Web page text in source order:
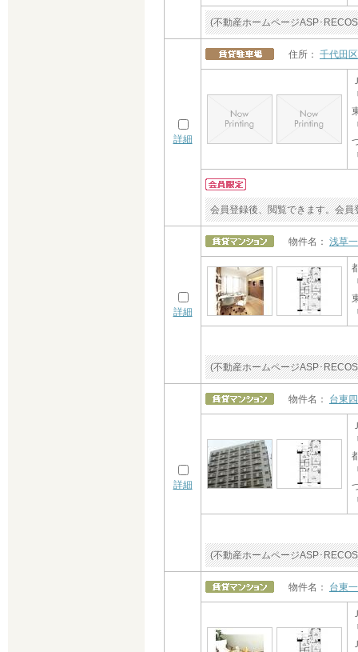
(不動産ホームページASP･
詳細
住所： 千代田
会員登録後、閲覧できます。会員
詳細
物件名： 浅草
(不動産ホームページASP･
詳細
物件名： 台東
(不動産ホームページASP･
物件名： 台東